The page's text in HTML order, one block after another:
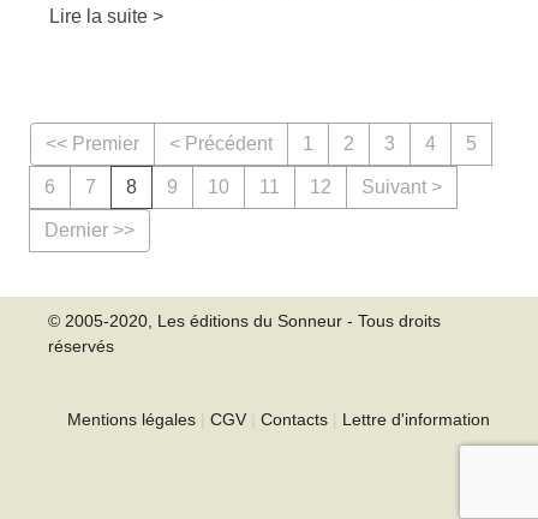
Lire la suite >
<< Premier < Précédent 1 2 3 4 5
6 7 8 9 10 11 12 Suivant >
Dernier >>
© 2005-2020, Les éditions du Sonneur - Tous droits
réservés
Mentions légales CGV Contacts Lettre d'information